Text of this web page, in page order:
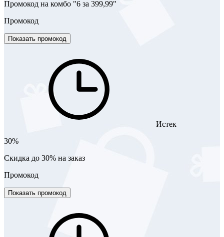
Промокод на комбо "6 за 399,99"
Промокод
Показать промокод
Истек
30%
Скидка до 30% на заказ
Промокод
Показать промокод